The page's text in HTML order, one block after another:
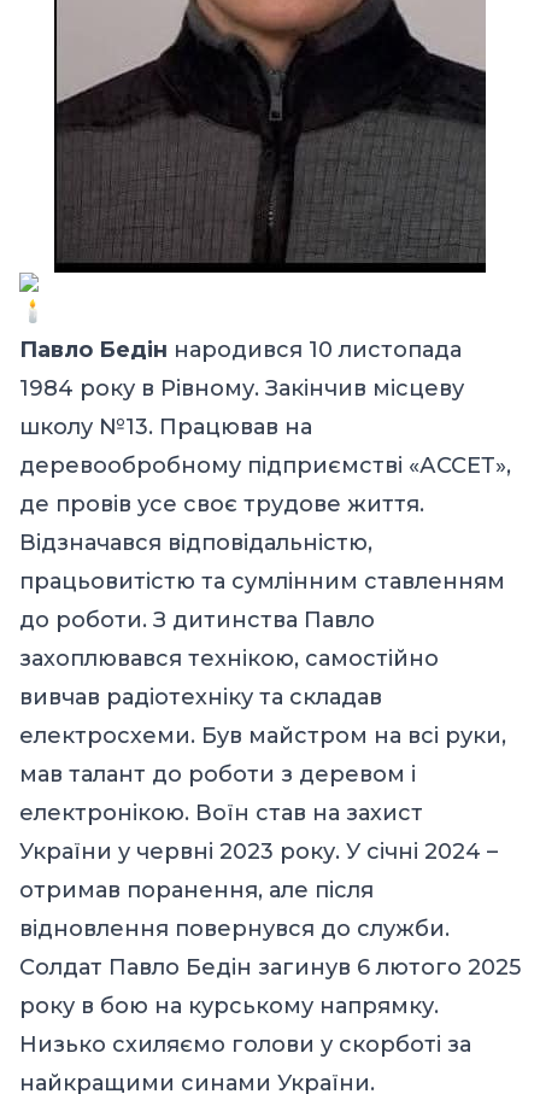
Павло Бедін народився 10 листопада
1984 року в Рівному. Закінчив місцеву
школу №13. Працював на
деревообробному підприємстві «АССЕТ»,
де провів усе своє трудове життя.
Відзначався відповідальністю,
працьовитістю та сумлінним ставленням
до роботи. З дитинства Павло
захоплювався технікою, самостійно
вивчав радіотехніку та складав
електросхеми. Був майстром на всі руки,
мав талант до роботи з деревом і
електронікою. Воїн став на захист
України у червні 2023 року. У січні 2024 –
отримав поранення, але після
відновлення повернувся до служби.
Солдат Павло Бедін загинув 6 лютого 2025
року в бою на курському напрямку.
Низько схиляємо голови у скорботі за
найкращими синами України.